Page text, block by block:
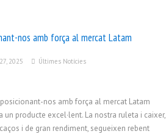
nos amb força al mercat Latam
2025 Últimes Notícies
nos amb força al mercat Latam
un producte excel·lent. La nostra ruleta i caixer,
i de gran rendiment, segueixen rebent